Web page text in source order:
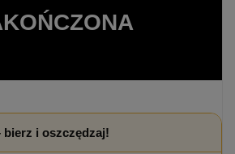
bierz i oszczędzaj!